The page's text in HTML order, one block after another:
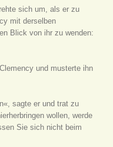
sich um, als er zu
mit derselben
Blick von ihr zu wenden:
und musterte ihn
sagte er und trat zu
wollen, werde
Sie sich nicht beim